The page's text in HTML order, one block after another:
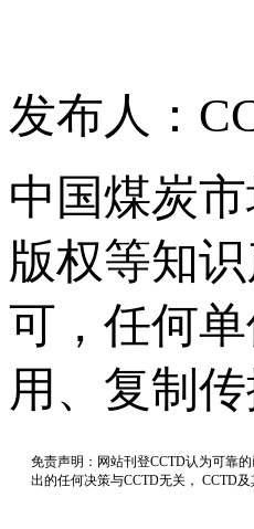
发布人：
中国煤炭
版权等知
可，任何
用、复制
免责声明：网站刊登CCTD认为可靠
出的任何决策与CCTD无关， CCTD